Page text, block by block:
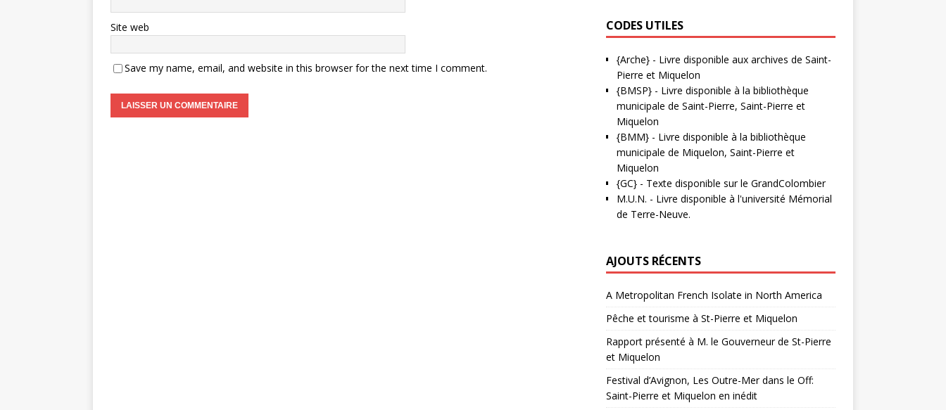
Site web
Save my name, email, and website in this browser for the next time I comment.
CODES UTILES
{Arche}- Livre disponible aux archives de Saint-
Pierre et Miquelon
{BMSP}- Livre disponible à la bibliothèque
municipale de Saint-Pierre, Saint-Pierre et
Miquelon
{BMM}- Livre disponible à la bibliothèque
municipale de Miquelon, Saint-Pierre et
Miquelon
{GC}- Texte disponible sur le GrandColombier
M.U.N. - Livre disponible à l'université Mémorial
de Terre-Neuve.
AJOUTS RÉCENTS
A Metropolitan French Isolate in North America
Pêche et tourisme à St-Pierre et Miquelon
Rapport présenté à M. le Gouverneur de St-Pierre
et Miquelon
Festival d’Avignon, Les Outre-Mer dans le Off:
Saint-Pierre et Miquelon en inédit